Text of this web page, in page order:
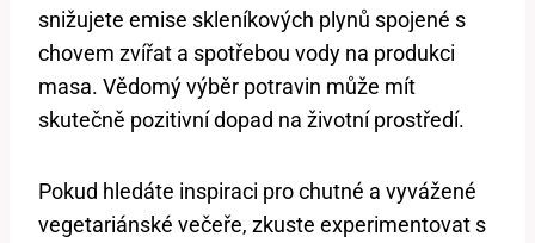
snižujete emise skleníkových plynů spojené s
chovem zvířat a spotřebou vody na produkci
masa. Vědomý výběr potravin může mít
skutečně pozitivní dopad na životní prostředí.
Pokud hledáte inspiraci pro chutné a vyvážené
vegetariánské večeře, zkuste experimentovat s